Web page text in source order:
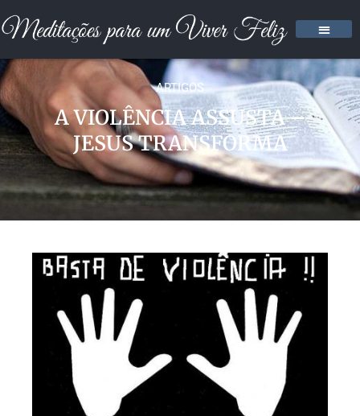
ARTIGOS
A VIOLÊNCIA ASSUSTA –
JESUS TRANSFORMA